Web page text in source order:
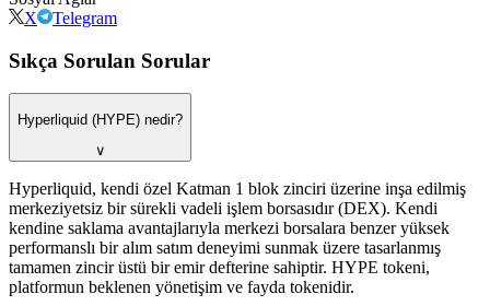
X
Telegram
Sıkça Sorulan Sorular
Hyperliquid (HYPE) nedir?
∨
Hyperliquid, kendi özel Katman 1 blok zinciri üzerine inşa edilmiş
merkeziyetsiz bir sürekli vadeli işlem borsasıdır (DEX). Kendi
kendine saklama avantajlarıyla merkezi borsalara benzer yüksek
performanslı bir alım satım deneyimi sunmak üzere tasarlanmış
tamamen zincir üstü bir emir defterine sahiptir. HYPE tokeni,
platformun beklenen yönetişim ve fayda tokenidir.